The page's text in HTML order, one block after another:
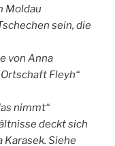
Moldau
sein, die
von Anna
Fleyh“
nimmt“
deckt sich
Siehe